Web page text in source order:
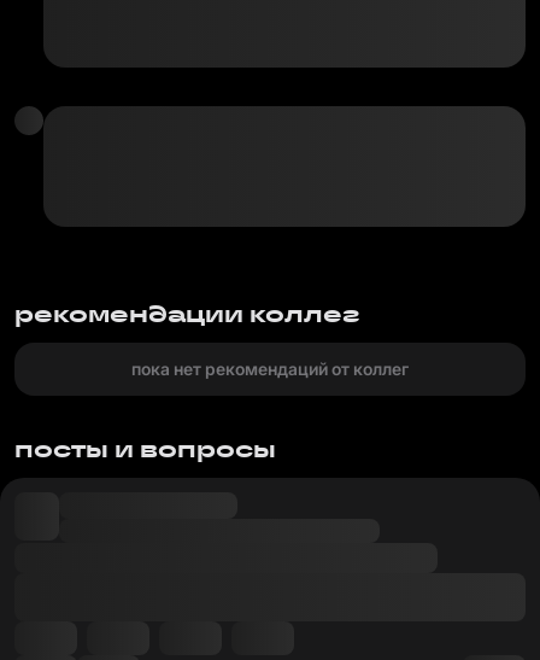
рекомендации коллег
пока нет рекомендаций от коллег
посты и вопросы